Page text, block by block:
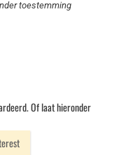
toestemming
Of laat hieronder